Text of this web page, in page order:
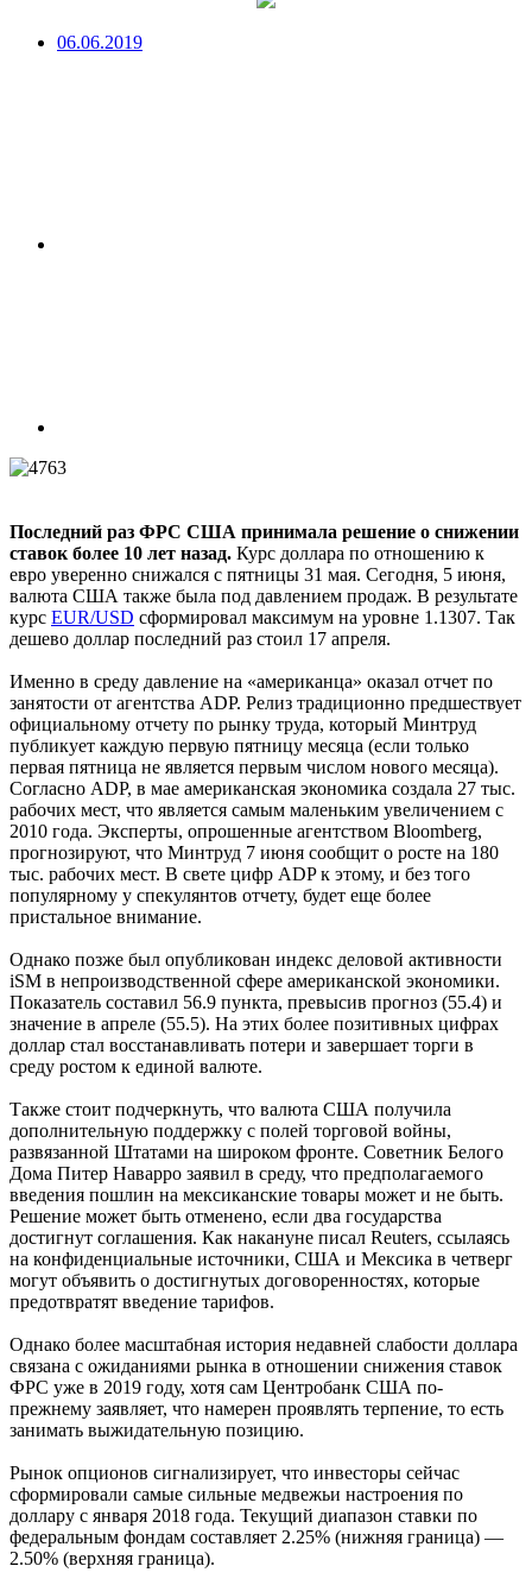
06.06.2019
Последний раз ФРС США принимала решение о снижении
ставок более 10 лет назад. Курс доллара по отношению к
евро уверенно снижался с пятницы 31 мая. Сегодня, 5 июня,
валюта США также была под давлением продаж. В результате
курс EUR/USD сформировал максимум на уровне 1.1307. Так
дешево доллар последний раз стоил 17 апреля.
Именно в среду давление на «американца» оказал отчет по
занятости от агентства ADP. Релиз традиционно предшествует
официальному отчету по рынку труда, который Минтруд
публикует каждую первую пятницу месяца (если только
первая пятница не является первым числом нового месяца).
Согласно ADP, в мае американская экономика создала 27 тыс.
рабочих мест, что является самым маленьким увеличением с
2010 года. Эксперты, опрошенные агентством Bloomberg,
прогнозируют, что Минтруд 7 июня сообщит о росте на 180
тыс. рабочих мест. В свете цифр ADP к этому, и без того
популярному у спекулянтов отчету, будет еще более
пристальное внимание.
Однако позже был опубликован индекс деловой активности
iSM в непроизводственной сфере американской экономики.
Показатель составил 56.9 пункта, превысив прогноз (55.4) и
значение в апреле (55.5). На этих более позитивных цифрах
доллар стал восстанавливать потери и завершает торги в
среду ростом к единой валюте.
Также стоит подчеркнуть, что валюта США получила
дополнительную поддержку с полей торговой войны,
развязанной Штатами на широком фронте. Советник Белого
Дома Питер Наварро заявил в среду, что предполагаемого
введения пошлин на мексиканские товары может и не быть.
Решение может быть отменено, если два государства
достигнут соглашения. Как накануне писал Reuters, ссылаясь
на конфиденциальные источники, США и Мексика в четверг
могут объявить о достигнутых договоренностях, которые
предотвратят введение тарифов.
Однако более масштабная история недавней слабости доллара
связана с ожиданиями рынка в отношении снижения ставок
ФРС уже в 2019 году, хотя сам Центробанк США по-
прежнему заявляет, что намерен проявлять терпение, то есть
занимать выжидательную позицию.
Рынок опционов сигнализирует, что инвесторы сейчас
сформировали самые сильные медвежьи настроения по
доллару с января 2018 года. Текущий диапазон ставки по
федеральным фондам составляет 2.25% (нижняя граница) —
2.50% (верхняя граница).